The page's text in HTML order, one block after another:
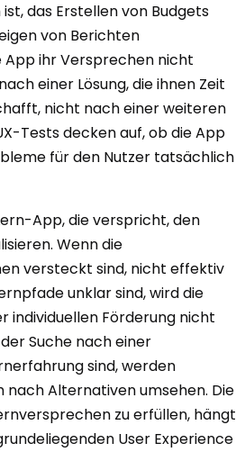
das Erstellen von Budgets
von Berichten
App ihr Versprechen nicht
einer Lösung, die ihnen Zeit
nicht nach einer weiteren
Tests decken auf, ob die App
für den Nutzer tatsächlich
App, die verspricht, den
Wenn die
versteckt sind, nicht effektiv
unklar sind, wird die
individuellen Förderung nicht
Suche nach einer
sind, werden
nach Alternativen umsehen. Die
zu erfüllen, hängt
User Experience